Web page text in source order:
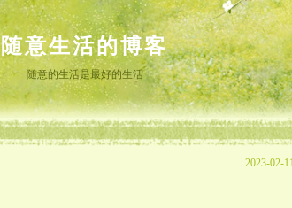
随意生活的博客
随意的生活是最好的生活
2023-02-